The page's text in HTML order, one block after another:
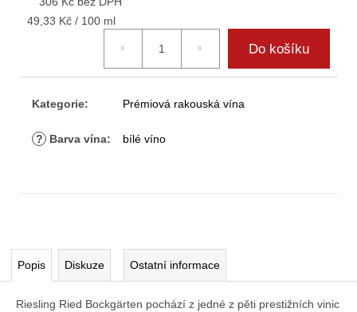
Měrná
49,33 Kč / 100 ml
Do košíku
Kategorie: Prémiová rakouská vína
? Barva vína: bílé víno
Popis Diskuze Ostatní informace
Riesling Ried Bockgärten pochází z jedné z pěti prestižních vinic
e